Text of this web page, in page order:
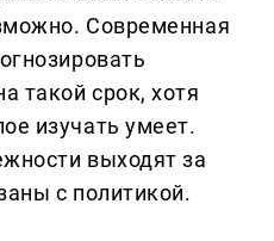
Современная
такой срок, хотя
изучать умеет.
выходят за
с политикой.